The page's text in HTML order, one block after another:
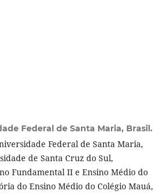
Federal de Santa Maria, Brasil.
Federal de Santa Maria,
de Santa Cruz do Sul,
Fundamental II e Ensino Médio do
do Ensino Médio do Colégio Mauá,